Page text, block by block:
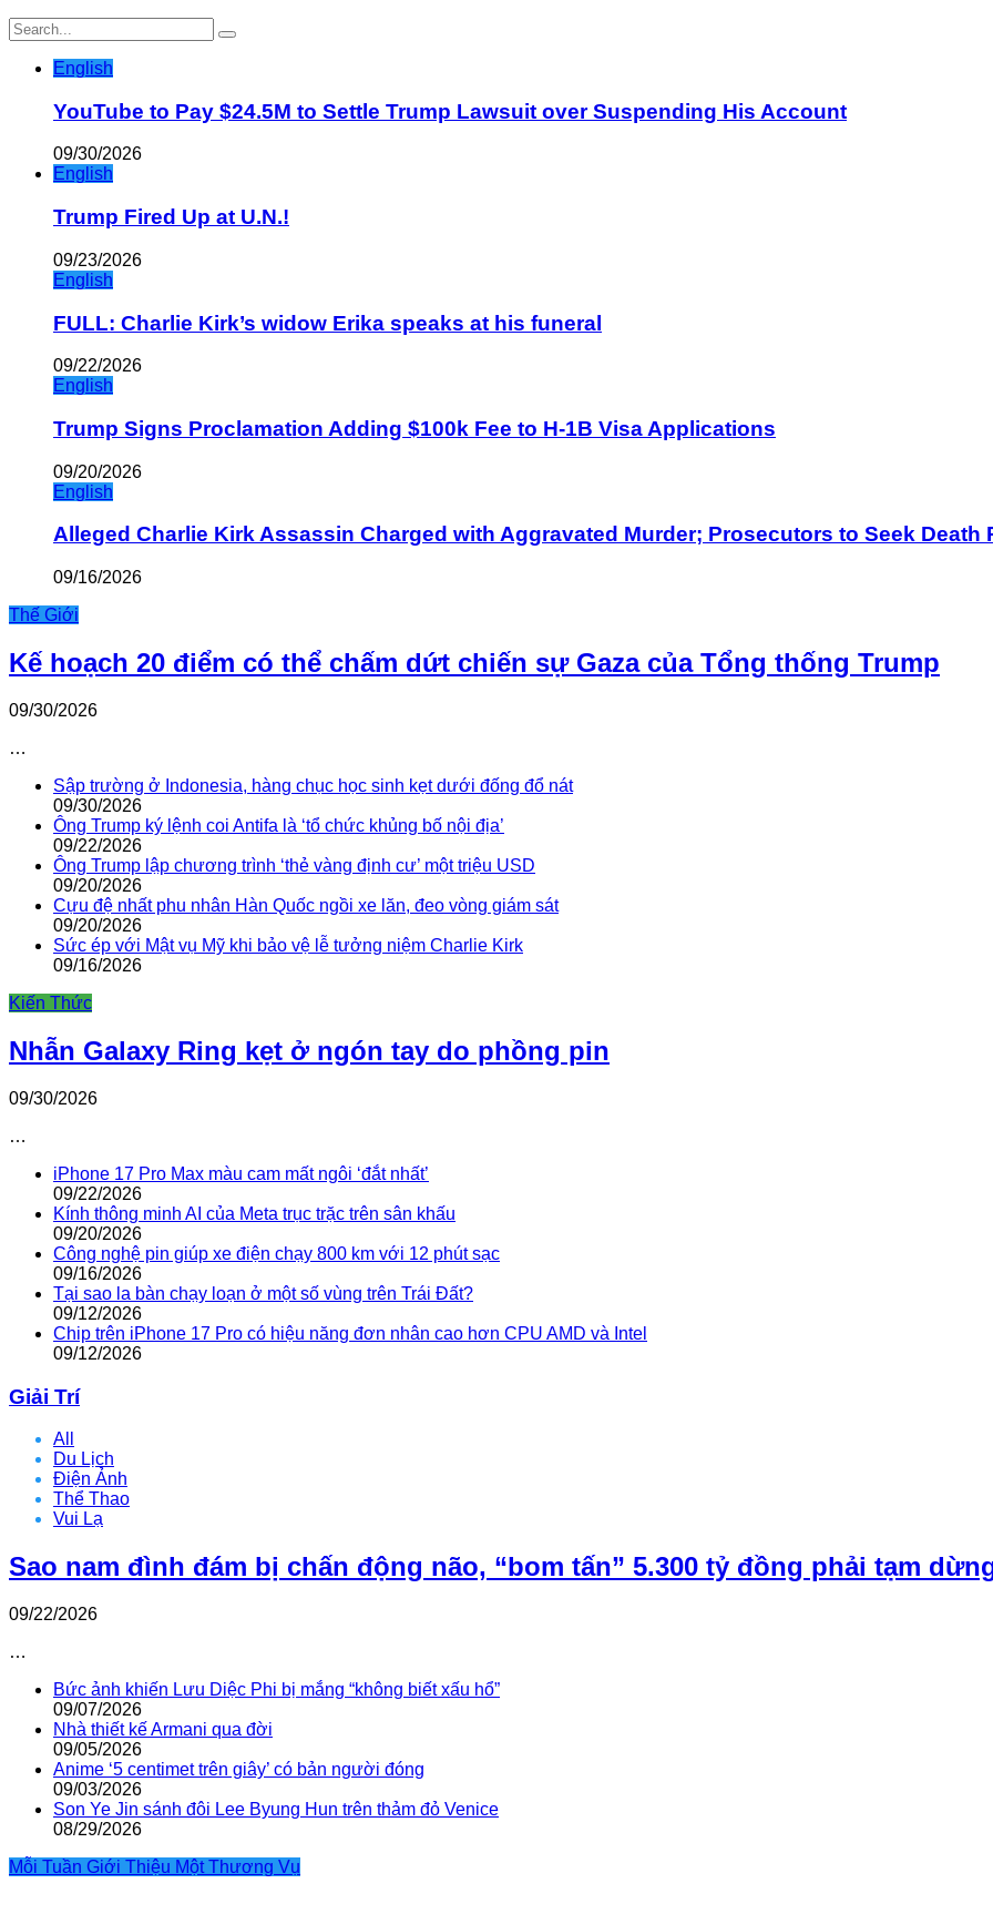
English
YouTube to Pay $24.5M to Settle Trump Lawsuit over Suspending His Account
09/30/2026
English
Trump Fired Up at U.N.!
09/23/2026
English
FULL: Charlie Kirk’s widow Erika speaks at his funeral
09/22/2026
English
Trump Signs Proclamation Adding $100k Fee to H-1B Visa Applications
09/20/2026
English
Alleged Charlie Kirk Assassin Charged with Aggravated Murder; Prosecutors to Seek Death
09/16/2026
Thế Giới
Kế hoạch 20 điểm có thể chấm dứt chiến sự Gaza của Tổng thống Trump
09/30/2026
…
Sập trường ở Indonesia, hàng chục học sinh kẹt dưới đống đổ nát
09/30/2026
Ông Trump ký lệnh coi Antifa là ‘tổ chức khủng bố nội địa’
09/22/2026
Ông Trump lập chương trình ‘thẻ vàng định cư’ một triệu USD
09/20/2026
Cựu đệ nhất phu nhân Hàn Quốc ngồi xe lăn, đeo vòng giám sát
09/20/2026
Sức ép với Mật vụ Mỹ khi bảo vệ lễ tưởng niệm Charlie Kirk
09/16/2026
Kiến Thức
Nhẫn Galaxy Ring kẹt ở ngón tay do phồng pin
09/30/2026
…
iPhone 17 Pro Max màu cam mất ngôi ‘đắt nhất’
09/22/2026
Kính thông minh AI của Meta trục trặc trên sân khấu
09/20/2026
Công nghệ pin giúp xe điện chạy 800 km với 12 phút sạc
09/16/2026
Tại sao la bàn chạy loạn ở một số vùng trên Trái Đất?
09/12/2026
Chip trên iPhone 17 Pro có hiệu năng đơn nhân cao hơn CPU AMD và Intel
09/12/2026
Giải Trí
All
Du Lịch
Điện Ảnh
Thể Thao
Vui Lạ
Sao nam đình đám bị chấn động não, “bom tấn” 5.300 tỷ đồng phải tạm
09/22/2026
…
Bức ảnh khiến Lưu Diệc Phi bị mắng “không biết xấu hổ”
09/07/2026
Nhà thiết kế Armani qua đời
09/05/2026
Anime ‘5 centimet trên giây’ có bản người đóng
09/03/2026
Son Ye Jin sánh đôi Lee Byung Hun trên thảm đỏ Venice
08/29/2026
Mỗi Tuần Giới Thiệu Một Thương Vụ